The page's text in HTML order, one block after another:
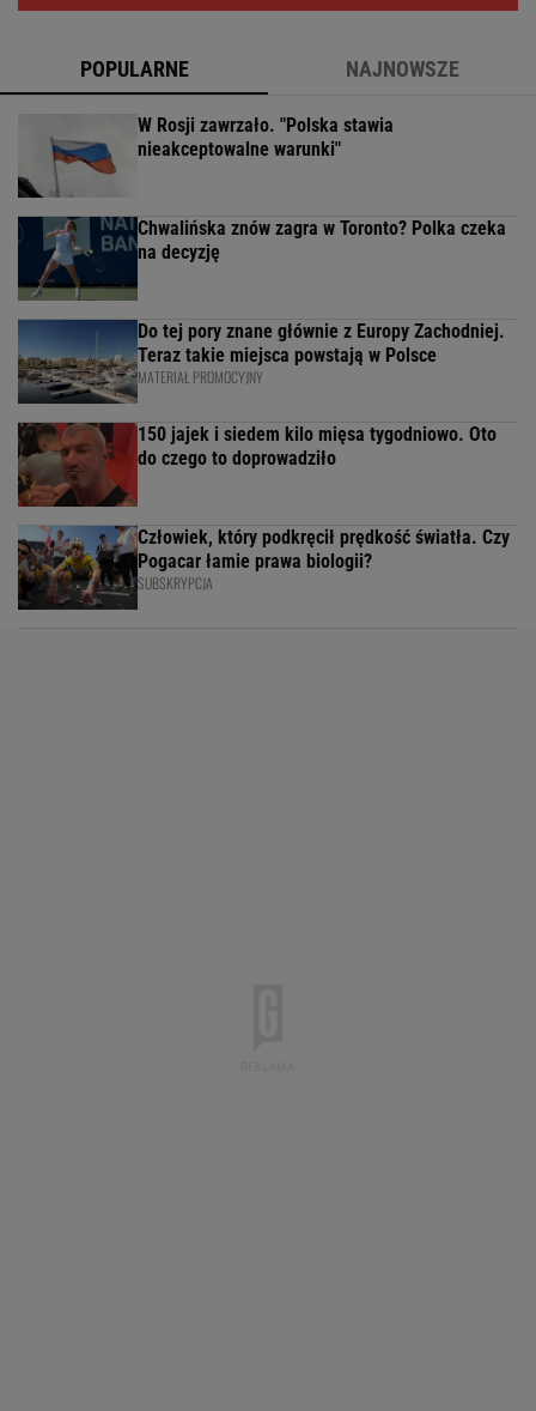
POPULARNE NAJNOWSZE
W Rosji zawrzało. "Polska stawia
nieakceptowalne warunki"
Chwalińska znów zagra w Toronto? Polka czeka
na decyzję
Do tej pory znane głównie z Europy Zachodniej.
Teraz takie miejsca powstają w Polsce
MATERIAŁ PROMOCYJNY
150 jajek i siedem kilo mięsa tygodniowo. Oto
do czego to doprowadziło
Człowiek, który podkręcił prędkość światła. Czy
Pogacar łamie prawa biologii?
SUBSKRYPCJA